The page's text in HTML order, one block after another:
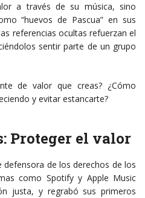
a través de su música, sino
“huevos de Pascua” en sus
referencias ocultas refuerzan el
sentir parte de un grupo
de valor que creas? ¿Cómo
y evitar estancarte?
Proteger el valor
de los derechos de los
como Spotify y Apple Music
justa, y regrabó sus primeros